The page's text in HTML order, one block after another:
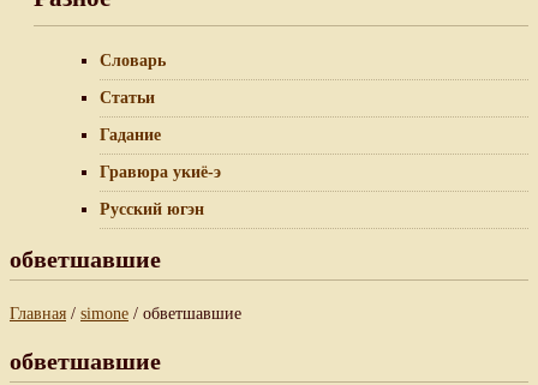
Словарь
Статьи
Гадание
Гравюра укиё-э
Русский югэн
обветшавшие
Главная / simone / обветшавшие
обветшавшие